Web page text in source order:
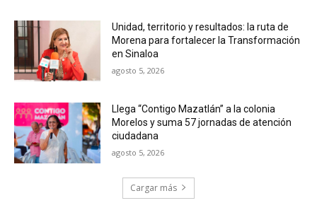
Unidad, territorio y resultados: la ruta de
Morena para fortalecer la Transformación
en Sinaloa
agosto 5, 2026
Llega “Contigo Mazatlán” a la colonia
Morelos y suma 57 jornadas de atención
ciudadana
agosto 5, 2026
Cargar más